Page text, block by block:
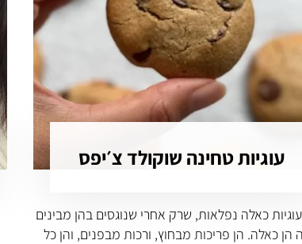
עוגיות טחינה שוקולד צ׳יפס
כאלה נפלאות, שרק אחרי שנוגסים בהן מבינים
הן כאלה. הן פריכות מבחוץ, ורכות מבפנים, והן כל